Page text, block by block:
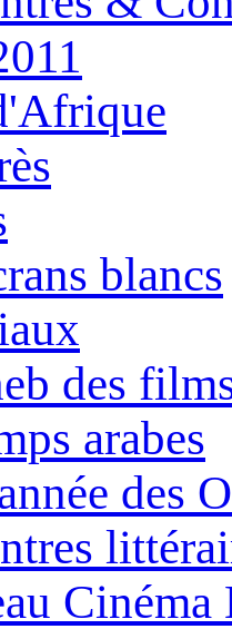
blancs
des
arabes
des
Cinéma